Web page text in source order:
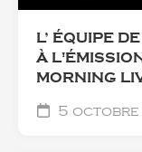
L’ ÉQUIPE
À
MORNING
5 octobre